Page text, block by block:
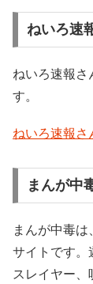
ねいろ速
ねいろ速報さ
す。
ねいろ速報さ
まんが中
まんが中毒
サイトです。
スレイヤー、